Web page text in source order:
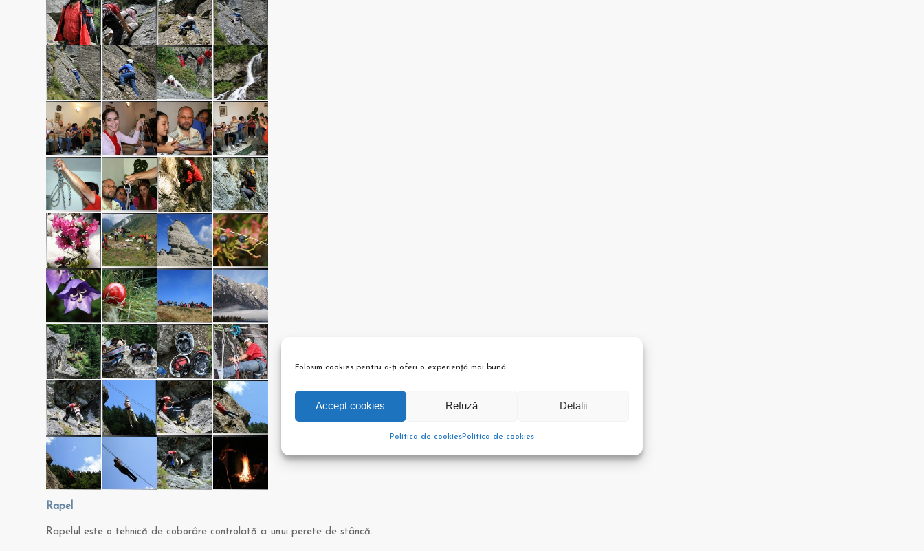
Folosim cookies pentru a-ți oferi o experiență mai bună.
Accept cookies Refuză Detalii
Politica de cookiesPolitica de cookies
Rapel
Rapelul este o tehnică de coborâre controlată a unui perete de stâncă.